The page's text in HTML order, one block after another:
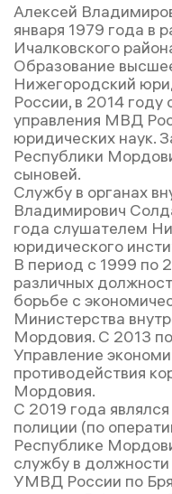
Алексей
января 1979 года в
Ичалковского
Образование
Нижегородский
России, в 2014
управления МВД
юридических наук.
Республики
сыновей.
Службу в органах
Владимирович
года слушателем
юридического
В период с 1999 по
различных
борьбе с
Министерства
Мордовия. С 2013
Управление
противодействия
Мордовия.
С 2019 года
полиции (по
Республике
службу в
УМВД России по